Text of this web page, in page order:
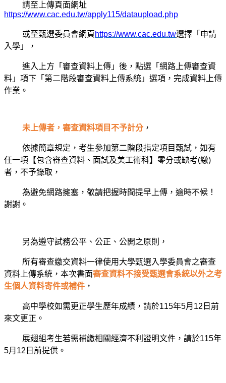
請至上傳頁面網址
https://www.cac.edu.tw/apply115/dataupload.php
或至甄選委員會網頁 https://www.cac.edu.tw選擇「申請
入學」，
進入上方「審查資料上傳」後，點選「網路上傳審查資
料」項下「第二階段審查資料上傳系統」選項，完成資料上傳
作業。
未上傳者，審查資料項目不予計分，
依據簡章規定，考生參加第二階段指定項目甄試，如有
任一項【包含審查資料、面試及美工術科】零分或缺考(繳)
者，不予錄取，
為避免網路擁塞，敬請把握時間提早上傳，逾時不候！
謝謝。
另為遵守試務公平、公正、公開之原則，
所有審查繳交資料一律使用大學甄選入學委員會之審查
資料上傳系統，本次書面審查資料不接受甄選會系統以外之考
生個人資料寄件或補件 ，
高中學校如需更正學生歷年成績，請於115年5月12日前
來文更正。
展翅組考生若需補繳相關經濟不利證明文件，請於115年
5月12日前提供。